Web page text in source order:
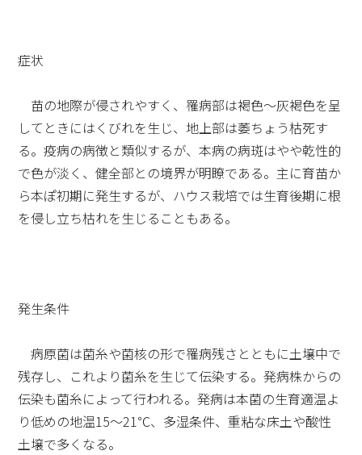
症状
苗の地際が侵されやすく、罹病部は褐色～灰褐色を呈
してときにはくびれを生じ、地上部は萎ちょう枯死す
る。疫病の病徴と類似するが、本病の病斑はやや乾性的
で色が淡く、健全部との境界が明瞭である。主に育苗か
ら本ぽ初期に発生するが、ハウス栽培では生育後期に根
を侵し立ち枯れを生じることもある。
発生条件
病原菌は菌糸や菌核の形で罹病残さとともに土壌中で
残存し、これより菌糸を生じて伝染する。発病株からの
伝染も菌糸によって行われる。発病は本菌の生育適温よ
り低めの地温15～21℃、多湿条件、重粘な床土や酸性
土壌で多くなる。